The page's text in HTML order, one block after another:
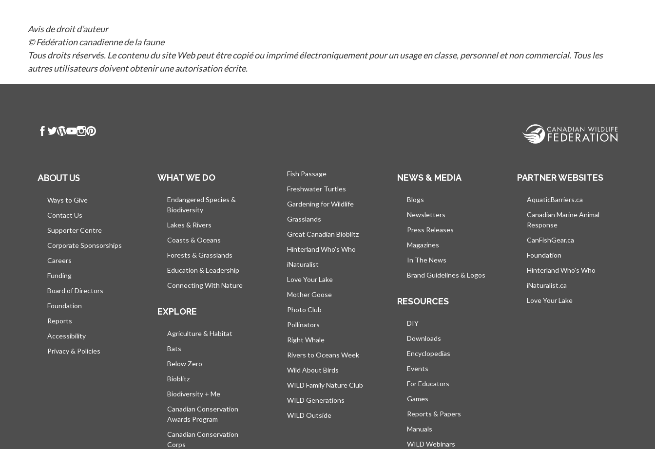
Avis de droit d’auteur
© Fédération canadienne de la faune
Tous droits réservés. Le contenu du site Web peut être copié ou imprimé électroniquement pour un usage en classe, personnel et non commercial. Tous les
autres utilisateurs doivent obtenir une autorisation écrite.
ABOUT US
Ways to Give
Contact Us
Supporter Centre
Corporate Sponsorships
Careers
Funding
Board of Directors
Foundation
Reports
Accessibility
Privacy & Policies
WHAT WE DO
Endangered Species &
Biodiversity
Lakes & Rivers
Coasts & Oceans
Forests & Grasslands
Education & Leadership
Connecting With Nature
EXPLORE
Agriculture & Habitat
Bats
Below Zero
Bioblitz
Biodiversity + Me
Canadian Conservation
Awards Program
Canadian Conservation
Corps
Fish Passage
Freshwater Turtles
Gardening for Wildlife
Grasslands
Great Canadian Bioblitz
Hinterland Who's Who
iNaturalist
Love Your Lake
Mother Goose
Photo Club
Pollinators
Right Whale
Rivers to Oceans Week
Wild About Birds
WILD Family Nature Club
WILD Generations
WILD Outside
NEWS & MEDIA
Blogs
Newsletters
Press Releases
Magazines
In The News
Brand Guidelines & Logos
RESOURCES
DIY
Downloads
Encyclopedias
Events
For Educators
Games
Reports & Papers
Manuals
WILD Webinars
PARTNER WEBSITES
AquaticBarriers.ca
Canadian Marine Animal
Response
CanFishGear.ca
Foundation
Hinterland Who's Who
iNaturalist.ca
Love Your Lake